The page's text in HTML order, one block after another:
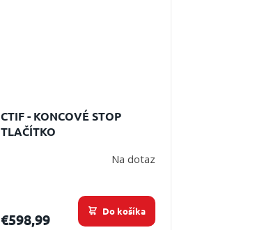
CTIF - KONCOVÉ STOP
TLAČÍTKO
Na dotaz
€598,99 Do košíka